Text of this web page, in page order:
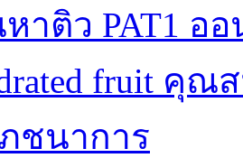
าติว PAT1 อ
fruit คุ
ชนาการ